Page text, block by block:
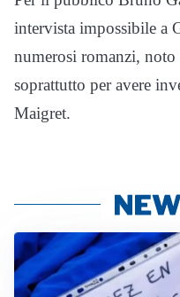
intervista impossibile a
numerosi romanzi,
soprattutto per avere
Maigret.